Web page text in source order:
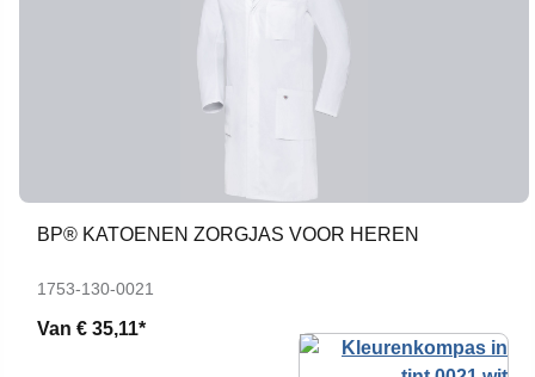
BP® KATOENEN ZORGJAS VOOR HEREN
1753-130-0021
Van € 35,11*